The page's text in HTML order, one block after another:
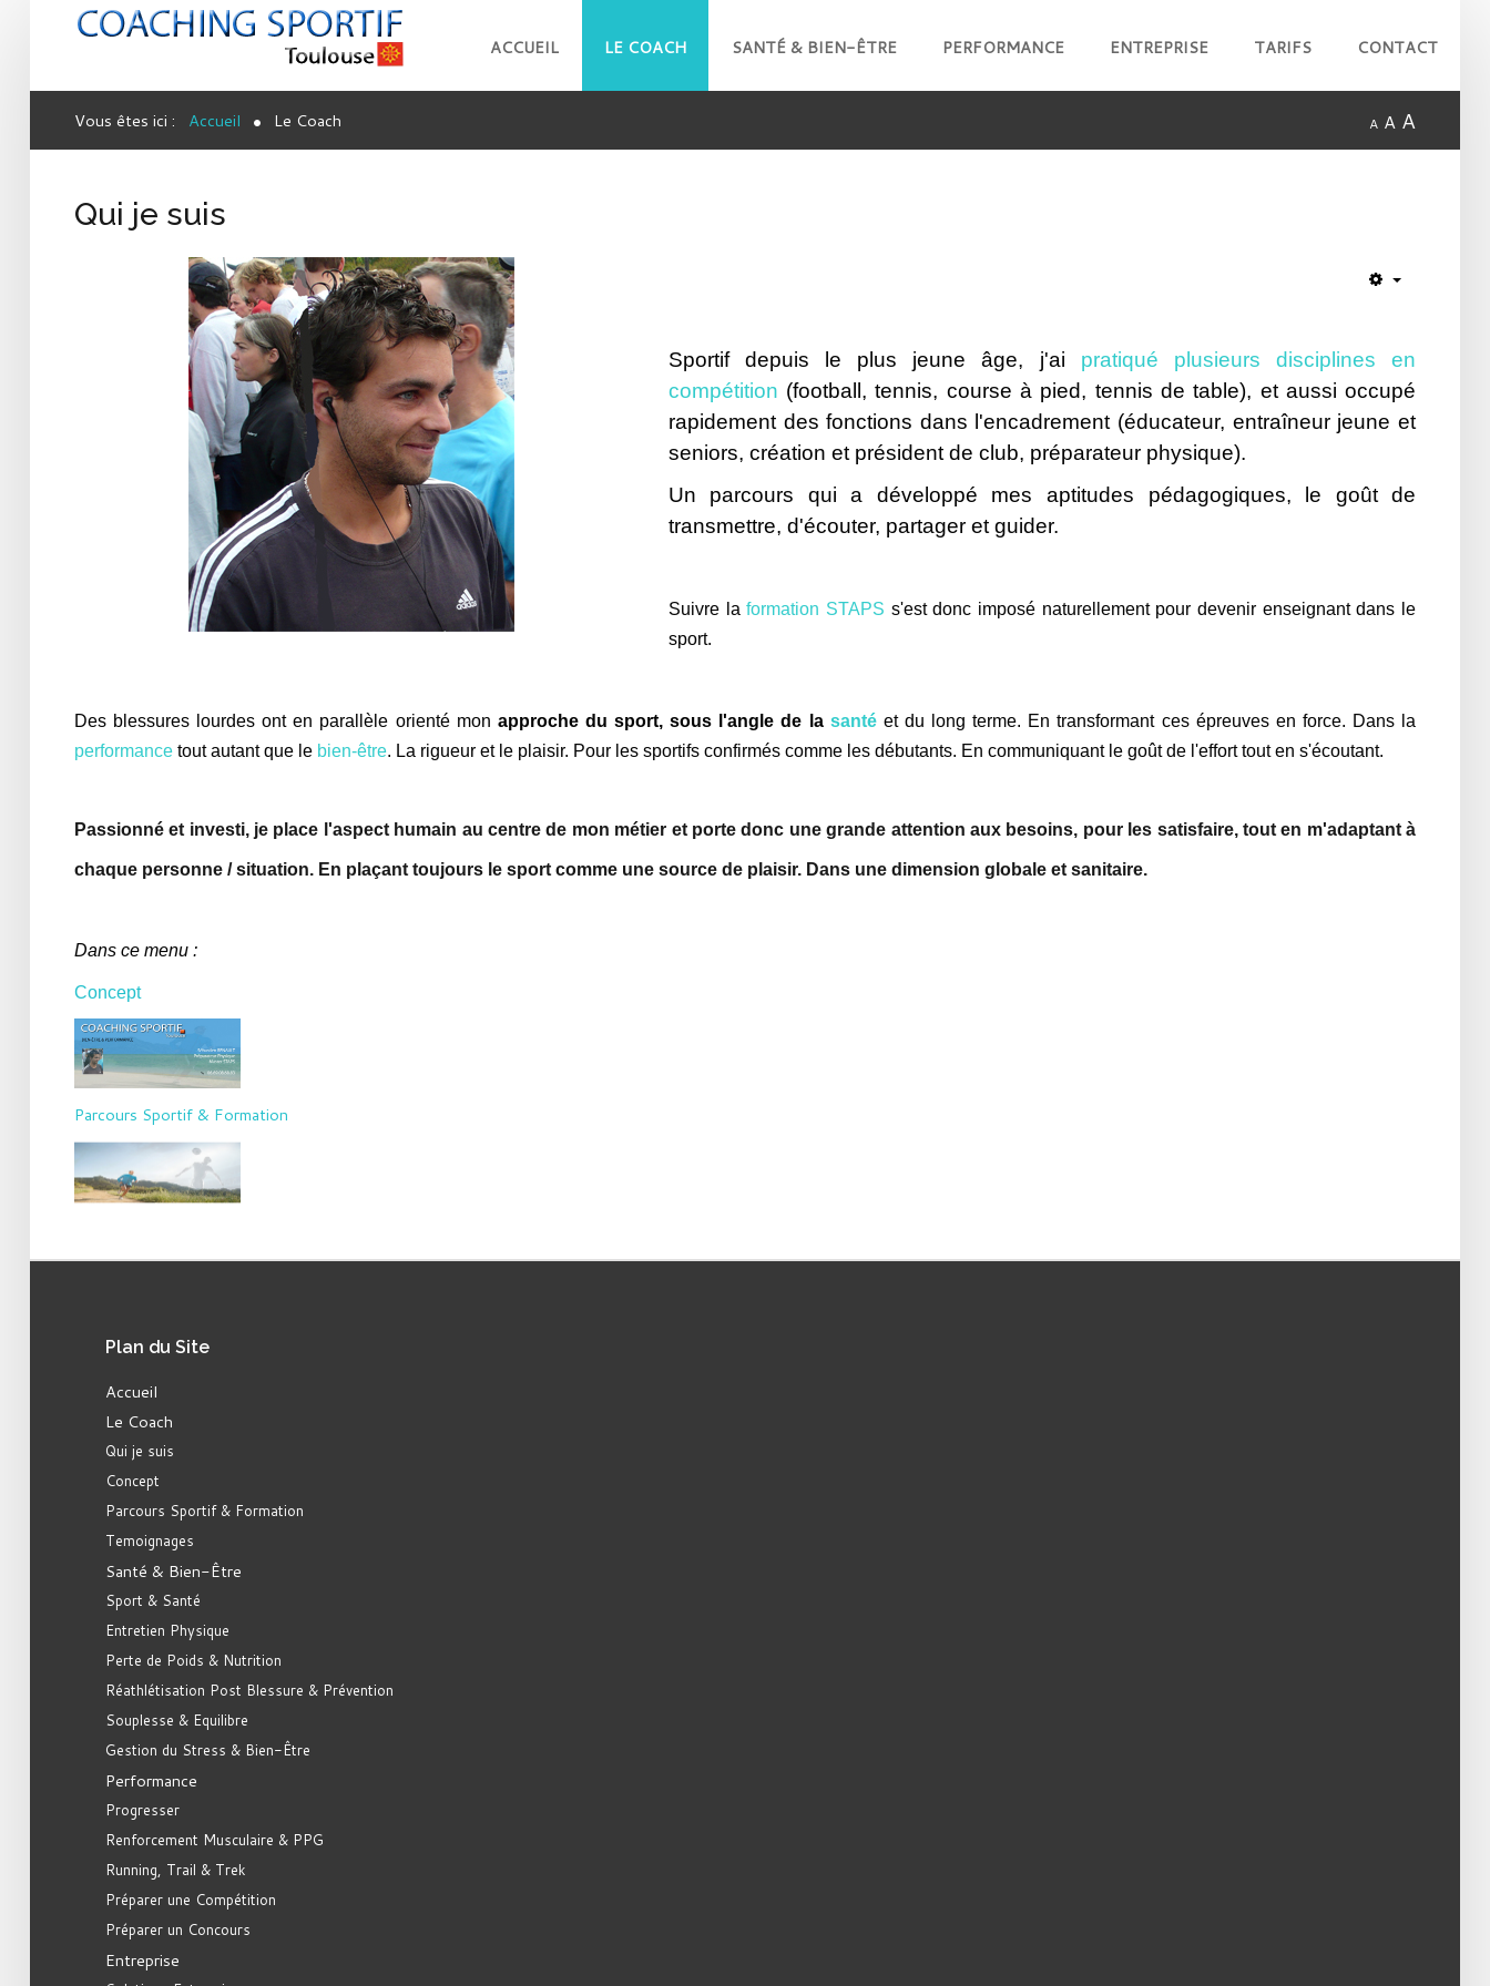
ACCUEIL LE COACH SANTÉ & BIEN-ÊTRE PERFORMANCE ENTREPRISE TARIFS CONTACT
Vous êtes ici : Accueil Le Coach A A A
Qui je suis
Sportif depuis le plus jeune âge, j'ai pratiqué plusieurs disciplines en
compétition (football, tennis, course à pied, tennis de table), et aussi occupé
rapidement des fonctions dans l'encadrement (éducateur, entraîneur jeune et
seniors, création et président de club, préparateur physique).
Un parcours qui a développé mes aptitudes pédagogiques, le goût de
transmettre, d'écouter, partager et guider.
Suivre laformation STAPS s'est donc imposé naturellement pour devenir enseignant dans le
sport.
Des blessures lourdes ont en parallèle orienté mon approche du sport, sous l'angle de la santéet du long terme. En transformant ces épreuves en force. Dans la
performancetout autant que le bien-être. La rigueur et le plaisir. Pour les sportifs confirmés comme les débutants. En communiquant le goût de l'effort tout en s'écoutant.
Passionné et investi, je place l'aspect humain au centre de mon métier et porte donc une grande attention aux besoins, pour les satisfaire, tout en m'adaptant à
chaque personne / situation. En plaçant toujours le sport comme une source de plaisir. Dans une dimension globale et sanitaire.
Dans ce menu :
Concept
Parcours Sportif & Formation
Plan du Site
Accueil
Le Coach
Qui je suis
Concept
Parcours Sportif & Formation
Temoignages
Santé & Bien-Être
Sport & Santé
Entretien Physique
Perte de Poids & Nutrition
Réathlétisation Post Blessure & Prévention
Souplesse & Equilibre
Gestion du Stress & Bien-Être
Performance
Progresser
Renforcement Musculaire & PPG
Running, Trail & Trek
Préparer une Compétition
Préparer un Concours
Entreprise